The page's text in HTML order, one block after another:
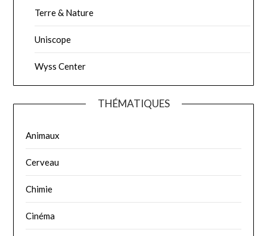
Terre & Nature
Uniscope
Wyss Center
THÉMATIQUES
Animaux
Cerveau
Chimie
Cinéma